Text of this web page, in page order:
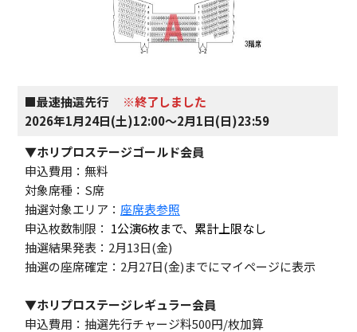
■最速抽選先行
※終了しました
2026年1月24日(土)12:00～2月1日(日)23:59
▼ホリプロステージゴールド会員
申込費用：無料
対象席種：S席
抽選対象エリア： 座席表参照
申込枚数制限： 1公演6枚まで、累計上限なし
抽選結果発表：2月13日(金)
抽選の座席確定：2月27日(金)までにマイページに表示
▼ホリプロステージレギュラー会員
申込費用：抽選先行チャージ料500円/枚加算